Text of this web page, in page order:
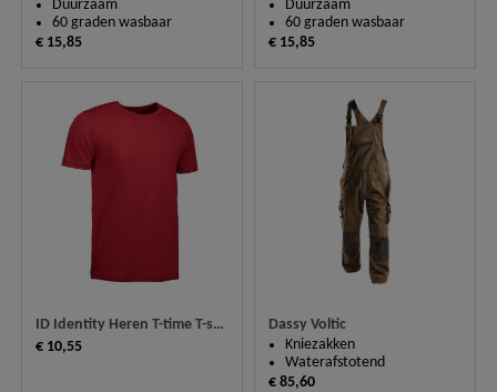
Duurzaam
60 graden wasbaar
€ 15,85
Duurzaam
60 graden wasbaar
€ 15,85
ID Identity Heren T-time T-shirt 0502
€ 10,55
Dassy Voltic
Kniezakken
Waterafstotend
€ 85,60